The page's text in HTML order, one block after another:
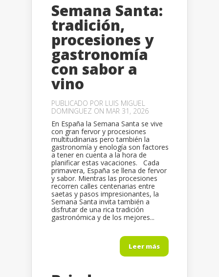
Semana Santa:
tradición,
procesiones y
gastronomía
con sabor a
vino
PUBLICADO POR LUIS MIGUEL
DOMINGUEZ ON MAR 31, 2026
En España la Semana Santa se vive
con gran fervor y procesiones
multitudinarias pero también la
gastronomía y enología son factores
a tener en cuenta a la hora de
planificar estas vacaciones. Cada
primavera, España se llena de fervor
y sabor. Mientras las procesiones
recorren calles centenarias entre
saetas y pasos impresionantes, la
Semana Santa invita también a
disfrutar de una rica tradición
gastronómica y de los mejores...
Leer más